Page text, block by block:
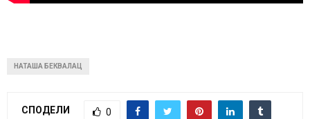
НАТАША БЕКВАЛАЦ
СПОДЕЛИ 0